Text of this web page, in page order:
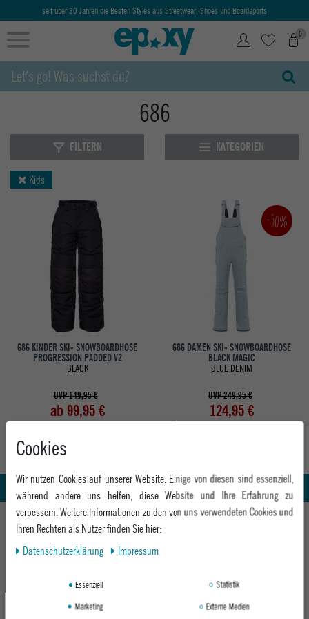
seit über 30 Jahren die Besten Styles aus Streetwear, Shoes und Boardsports
0
686
FILTERN KATEGORIEN
Kids
686 KINDER SKI- SNOWBOARDHOSE
PROGRESSION PADDED V2
BLACK
UVP 149,95 €
ab 99,95 €
-50%
686 DAMEN SKI- SNOWBOARDHOSE
BLACK MAGIC
BLUE DENIM
UVP 249,95 €
124,95 €
Whatsapp Support
HILFE UND BERATUNG
INFO & KONTAKT
Cookies
Wir nutzen Cookies auf unserer Website. Einige von diesen sind essenziell,
während andere uns helfen, diese Website und Ihre Erfahrung zu
verbessern. Weitere Informationen zu den von uns verwendeten Cookies und
Ihren Rechten als Nutzer finden Sie hier:
Daten­schutz­erklärung
Impressum
Essenziell
Statistik
Marketing
Externe Medien